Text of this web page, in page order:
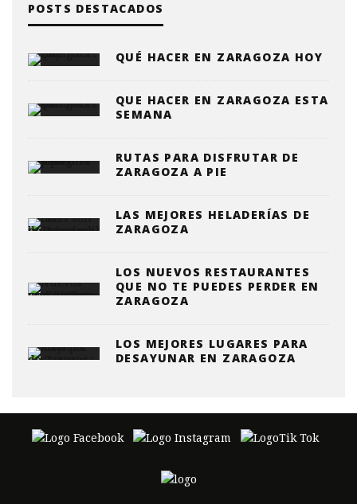
POSTS DESTACADOS
QUÉ HACER EN ZARAGOZA HOY
QUE HACER EN ZARAGOZA ESTA
SEMANA
RUTAS PARA DISFRUTAR DE
ZARAGOZA A PIE
LAS MEJORES HELADERÍAS DE
ZARAGOZA
LOS NUEVOS RESTAURANTES
QUE NO TE PUEDES PERDER EN
ZARAGOZA
LOS MEJORES LUGARES PARA
DESAYUNAR EN ZARAGOZA